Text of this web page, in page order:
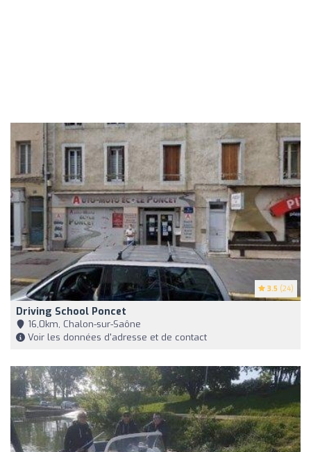
3.5 (24)
Driving School Poncet
16,0km, Chalon-sur-Saône
Voir les données d'adresse et de contact